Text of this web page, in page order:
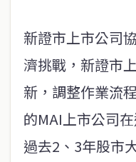
新證市上市公司
濟挑戰，新證市
新，調整作業流
的MAI上市公司
過去2、3年股市